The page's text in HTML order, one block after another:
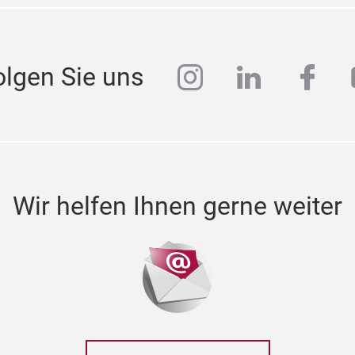
Sie uns instagram
linkedin
Wir helfen Ihnen gerne weiter